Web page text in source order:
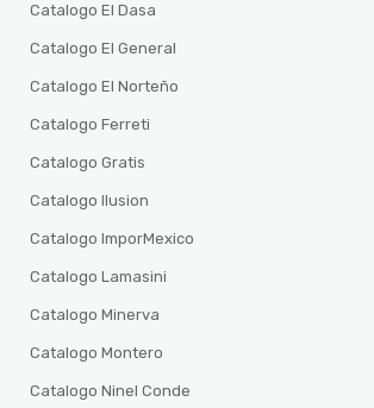
Catalogo El Dasa
Catalogo El General
Catalogo El Norteño
Catalogo Ferreti
Catalogo Gratis
Catalogo Ilusion
Catalogo ImporMexico
Catalogo Lamasini
Catalogo Minerva
Catalogo Montero
Catalogo Ninel Conde